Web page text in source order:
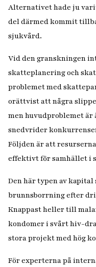
Alternativet hade ju
del därmed kommit
sjukvård.
Vid den granskningen
skatteplanering och
problemet med
orättvist att några
men huvudproblemet
snedvrider
Följden är att
effektivt för samhället i
Den här typen av
brunnsborrning efter
Knappast heller till
kondomer i svårt hiv-
stora projekt med hög
För experterna på